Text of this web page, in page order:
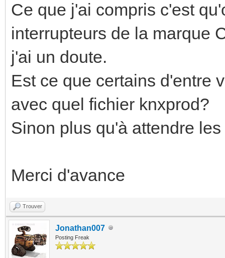
Ce que j'ai compris c'est
interrupteurs de la marque
j'ai un doute.
Est ce que certains d'entre
avec quel fichier knxprod?
Sinon plus qu'à attendre
Merci d'avance
Trouver
Jonathan007
Posting Freak